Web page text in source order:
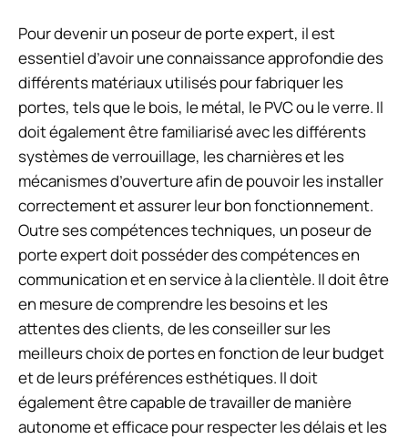
Pour devenir un poseur de porte expert, il est
essentiel d’avoir une connaissance approfondie des
différents matériaux utilisés pour fabriquer les
portes, tels que le bois, le métal, le PVC ou le verre. Il
doit également être familiarisé avec les différents
systèmes de verrouillage, les charnières et les
mécanismes d’ouverture afin de pouvoir les installer
correctement et assurer leur bon fonctionnement.
Outre ses compétences techniques, un poseur de
porte expert doit posséder des compétences en
communication et en service à la clientèle. Il doit être
en mesure de comprendre les besoins et les
attentes des clients, de les conseiller sur les
meilleurs choix de portes en fonction de leur budget
et de leurs préférences esthétiques. Il doit
également être capable de travailler de manière
autonome et efficace pour respecter les délais et les